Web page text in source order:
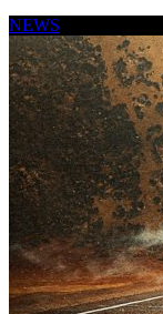
NEWS